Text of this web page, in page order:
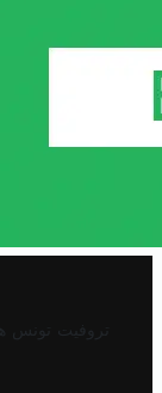
تروفيت تونس